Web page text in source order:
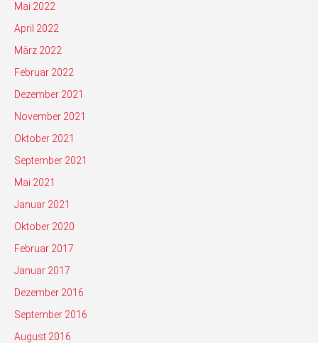
Mai 2022
April 2022
März 2022
Februar 2022
Dezember 2021
November 2021
Oktober 2021
September 2021
Mai 2021
Januar 2021
Oktober 2020
Februar 2017
Januar 2017
Dezember 2016
September 2016
August 2016